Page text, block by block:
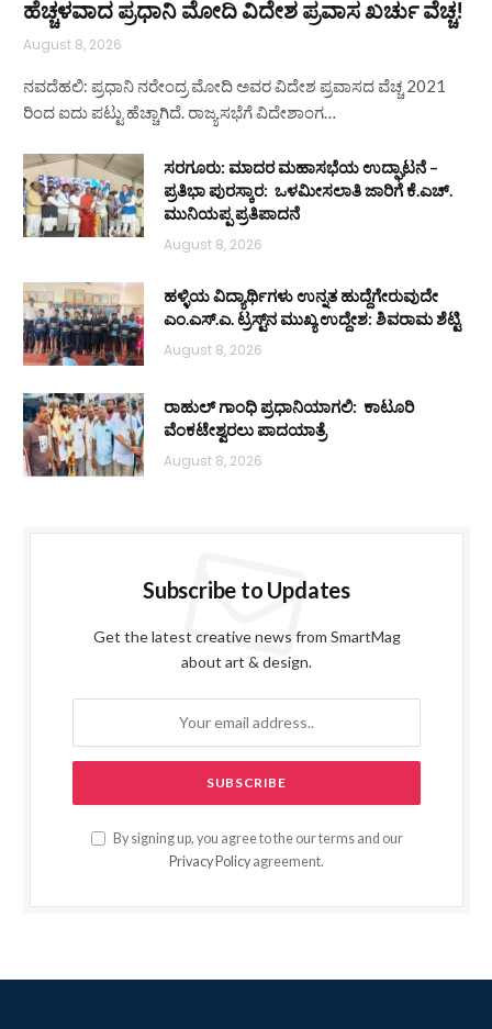
ಹೆಚ್ಚಳವಾದ ಪ್ರಧಾನಿ ಮೋದಿ ವಿದೇಶ ಪ್ರವಾಸ ಖರ್ಚು ವೆಚ್ಚ!
August 8, 2026
ನವದೆಹಲಿ: ಪ್ರಧಾನಿ ನರೇಂದ್ರ ಮೋದಿ ಅವರ ವಿದೇಶ ಪ್ರವಾಸದ ವೆಚ್ಚ 2021
ರಿಂದ ಐದು ಪಟ್ಟು ಹೆಚ್ಚಾಗಿದೆ. ರಾಜ್ಯಸಭೆಗೆ ವಿದೇಶಾಂಗ…
ಸರಗೂರು: ಮಾದರ ಮಹಾಸಭೆಯ ಉದ್ಘಾಟನೆ –
ಪ್ರತಿಭಾ ಪುರಸ್ಕಾರ: ಒಳಮೀಸಲಾತಿ ಜಾರಿಗೆ ಕೆ.ಎಚ್.
ಮುನಿಯಪ್ಪ ಪ್ರತಿಪಾದನೆ
August 8, 2026
ಹಳ್ಳಿಯ ವಿದ್ಯಾರ್ಥಿಗಳು ಉನ್ನತ ಹುದ್ದೆಗೇರುವುದೇ
ಎಂ.ಎಸ್.ಎ. ಟ್ರಸ್ಟ್‌ನ ಮುಖ್ಯ ಉದ್ದೇಶ: ಶಿವರಾಮ ಶೆಟ್ಟಿ
August 8, 2026
ರಾಹುಲ್ ಗಾಂಧಿ ಪ್ರಧಾನಿಯಾಗಲಿ: ಕಾಟೂರಿ
ವೆಂಕಟೇಶ್ವರಲು ಪಾದಯಾತ್ರೆ
August 8, 2026
Subscribe to Updates
Get the latest creative news from SmartMag
about art & design.
By signing up, you agree to the our terms and our
Privacy Policy agreement.